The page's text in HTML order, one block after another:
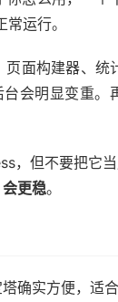
运行。
面构建器、统
会明显变重
，但不要把它
更稳。
确实方便，适